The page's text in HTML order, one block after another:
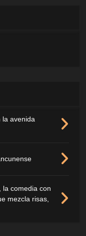
la avenida
la comedia con
mezcla risas,